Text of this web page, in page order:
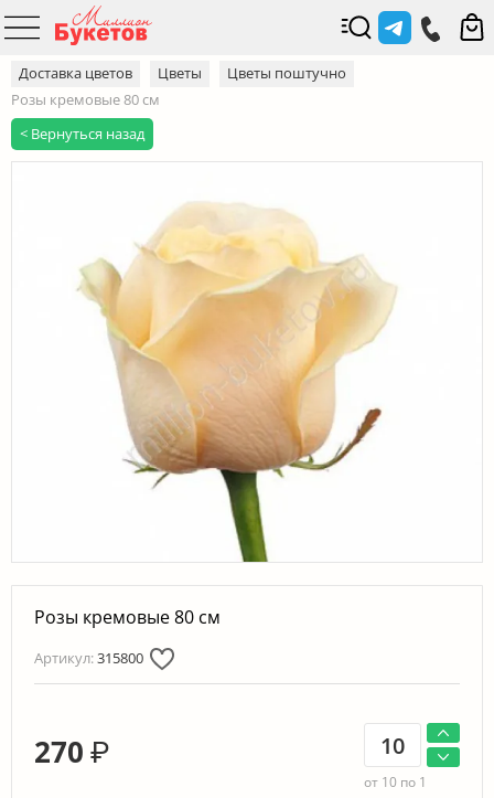
Доставка цветов Цветы
Цветы поштучно
Розы кремовые 80 см
< Вернуться назад
Розы кремовые 80 см
Артикул:315800
270 ₽
от 10 по 1